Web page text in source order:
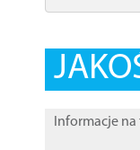
Informacje